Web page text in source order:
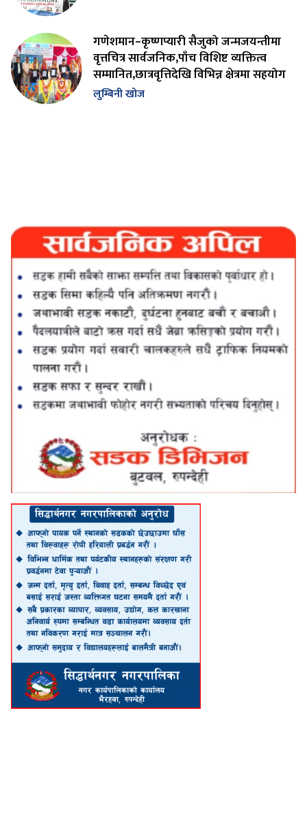
गणेशमान–कृष्णप्यारी सैजुको जन्मजयन्तीमा
वृत्तचित्र सार्वजनिक,पाँच विशिष्ट व्यक्तित्व
सम्मानित,छात्रवृत्तिदेखि विभिन्न क्षेत्रमा सहयोग
लुम्बिनी खोज